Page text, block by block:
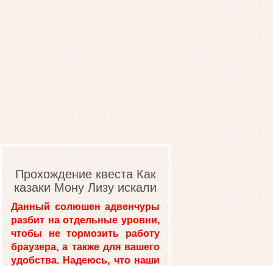
Прохождение квеста Как
казаки Мону Лизу искали
Данный солюшен адвенчуры
разбит на отдельные уровни,
чтобы не тормозить работу
браузера, а также для вашего
удобства. Надеюсь, что наши